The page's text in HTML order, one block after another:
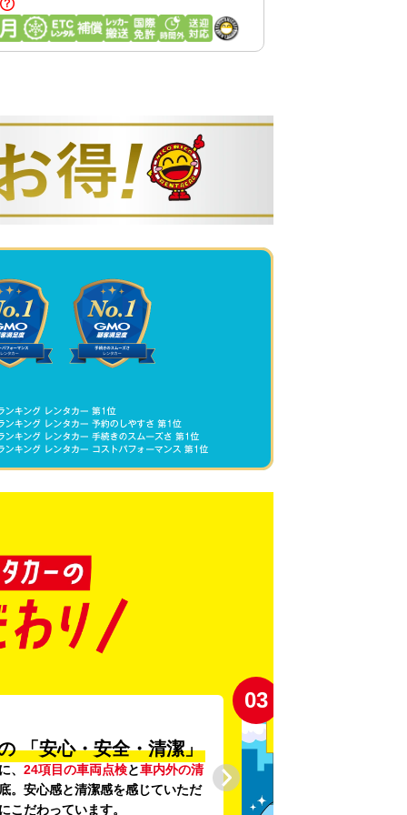
「安心・安全・清潔」
、 24項目の車両点検と車内外の清
。安心感と清潔感を感じていただ
こだわっています。
03